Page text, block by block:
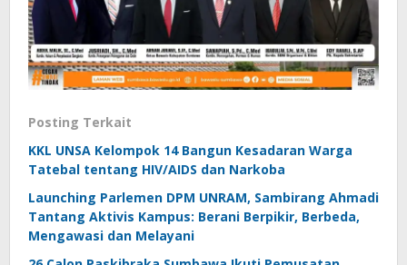
Posting Terkait
KKL UNSA Kelompok 14 Bangun Kesadaran Warga
Tatebal tentang HIV/AIDS dan Narkoba
Launching Parlemen DPM UNRAM, Sambirang Ahmadi
Tantang Aktivis Kampus: Berani Berpikir, Berbeda,
Mengawasi dan Melayani